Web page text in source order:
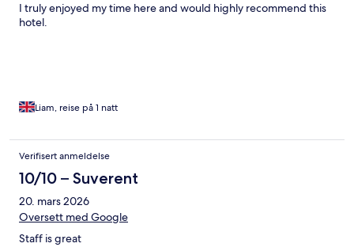
I truly enjoyed my time here and would highly recommend this
hotel.
Liam, reise på 1 natt
Verifisert anmeldelse
10/10 – Suverent
20. mars 2026
Oversett med Google
Staff is great